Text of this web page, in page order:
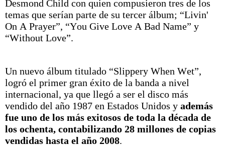
Desmond Child con quien compusieron tres de los
temas que serían parte de su tercer álbum; “Livin'
On A Prayer”, “You Give Love A Bad Name” y
“Without Love”.
Un nuevo álbum titulado “Slippery When Wet”,
logró el primer gran éxito de la banda a nivel
internacional, ya que llegó a ser el disco más
vendido del año 1987 en Estados Unidos y además
fue uno de los más exitosos de toda la década de
los ochenta, contabilizando 28 millones de copias
vendidas hasta el año 2008.